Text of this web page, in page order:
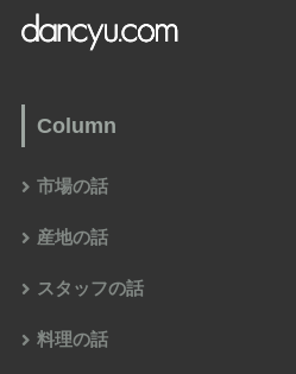
Column
市場の話
産地の話
スタッフの話
料理の話